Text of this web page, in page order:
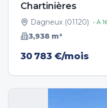
Chartinières
Dagneux (01120) • À
3,938 m²
30 783 €/mois